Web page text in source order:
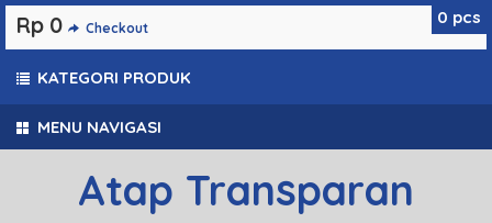
MENU NAVIGASI
Atap Transparan
0 pcs
Rp 0 Checkout
KATEGORI PRODUK